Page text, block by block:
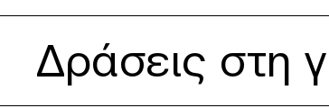
Δράσεις στη